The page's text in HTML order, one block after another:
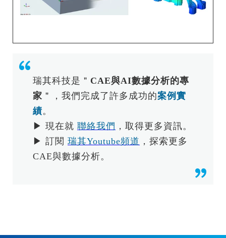
瑞其科技是＂ CAE與AI數據分析的專
家 ＂，我們完成了許多成功的案例實
績。
▶ 現在就 聯絡我們 ，取得更多資訊。
▶ 訂閱 瑞其Youtube頻道 ，探索更多
CAE與數據分析。